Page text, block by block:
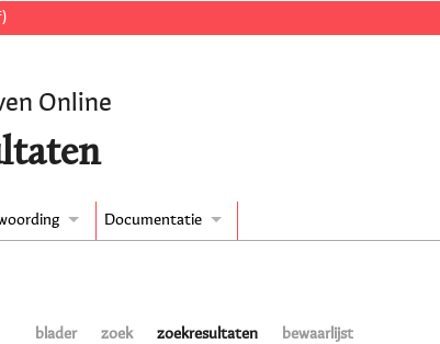
Online
Documentatie
blader zoek zoekresultaten bewaarlijst